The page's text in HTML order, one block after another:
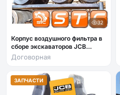
32
Корпус воздушного фильтра в
сборе экскаваторов JCB
JS200, JS260
Договорная
ЗАПЧАСТИ